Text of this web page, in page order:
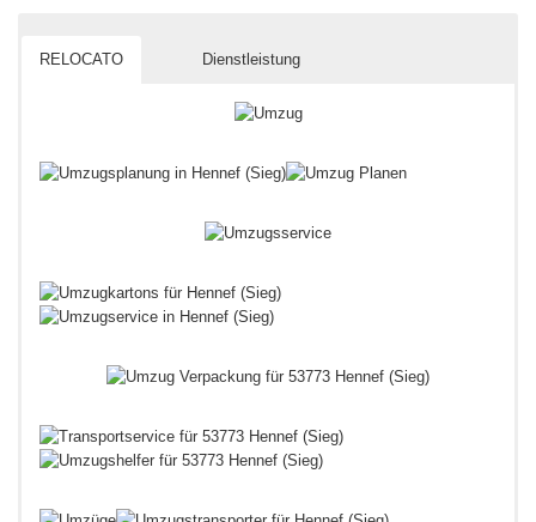
RELOCATO Dienstleistung